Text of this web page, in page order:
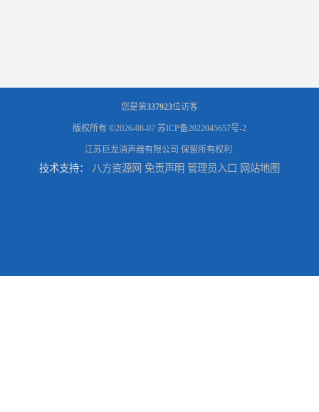
您是第337923位访客
版权所有 ©2026-08-07 苏ICP备2022045657号-2
江苏巨龙消声器有限公司 保留所有权利.
技术支持： 八方资源网 免责声明 管理员入口 网站地图